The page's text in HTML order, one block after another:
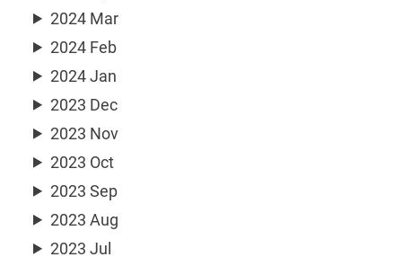
2024 Mar
2024 Feb
2024 Jan
2023 Dec
2023 Nov
2023 Oct
2023 Sep
2023 Aug
2023 Jul